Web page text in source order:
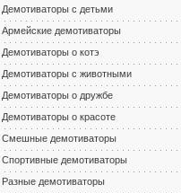
Демотиваторы с детьми
Армейские демотиваторы
Демотиваторы о котэ
Демотиваторы с животными
Демотиваторы о дружбе
Демотиваторы о красоте
Смешные демотиваторы
Спортивные демотиваторы
Разные демотиваторы